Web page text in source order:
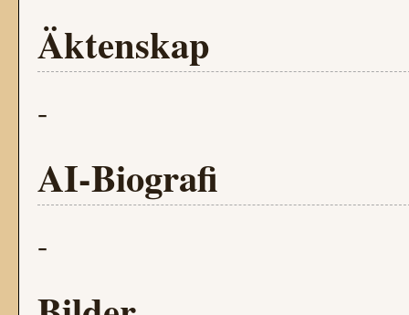
Äktenskap
-
AI-Biografi
-